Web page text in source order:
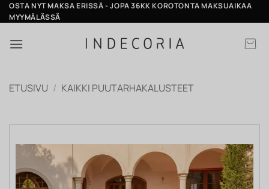
Skip
to
OSTA NYT MAKSA ERISSÄ - JOPA 36KK KOROTONTA MAKSUAIKAA
MYYMÄLÄSSÄ
ETUSIVU / KAIKKI PUUTARHAKALUSTEET